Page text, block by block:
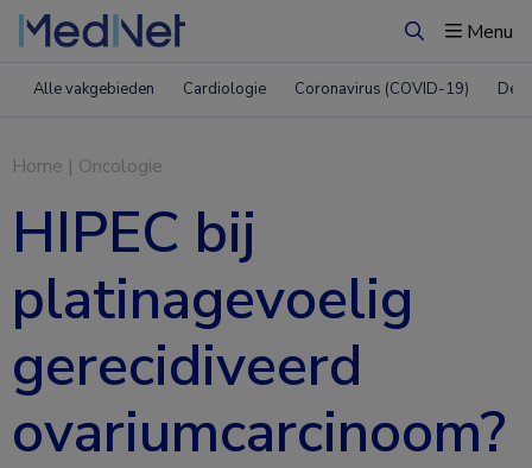
ZoekenMenu
Alle vakgebieden Cardiologie Coronavirus (COVID-19)
Home | Oncologie
HIPEC bij
platinagevoelig
gerecidiveerd
ovariumcarcinoom?